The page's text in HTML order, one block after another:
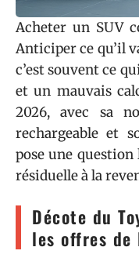
Acheter un SUV
Anticiper ce qu’il
c’est souvent ce
et un mauvais
2026, avec sa
rechargeable et
pose une
résiduelle à la
Décote du
les offres